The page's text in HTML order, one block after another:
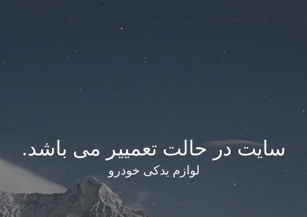
سایت در حالت تعمییر می باشد.
لوازم یدکی خودرو